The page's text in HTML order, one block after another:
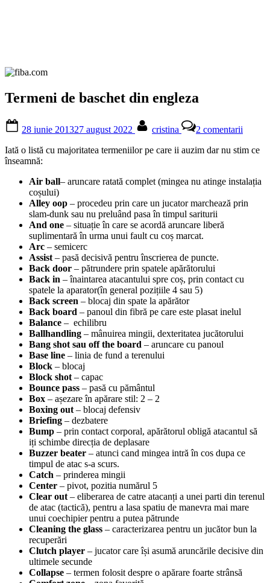
Termeni de baschet din engleza
on
28 iunie 201327 august 2022 cristina 2 comentarii
baschet
Iată o listă cu majoritatea termeniilor pe care ii auzim dar nu stim ce
înseamnă:
Air ball– aruncare ratată complet (mingea nu atinge instalația
coșului)
Alley oop – procedeu prin care un jucator marchează prin
slam-dunk sau nu preluând pasa în timpul sariturii
And one – situație în care se acordă aruncare liberă
suplimentară în urma unui fault cu coș marcat.
Arc – semicerc
Assist – pasă decisivă pentru înscrierea de puncte.
Back door – pătrundere prin spatele apărătorului
Back in – înaintarea atacantului spre coș, prin contact cu
spatele la aparator(în general pozițiile 4 sau 5)
Back screen – blocaj din spate la apărător
Back board – panoul din fibră pe care este plasat inelul
Balance – echilibru
Ballhandling – mânuirea mingii, dexteritatea jucătorului
Bang shot sau off the board – aruncare cu panoul
Base line – linia de fund a terenului
Block – blocaj
Block shot – capac
Bounce pass – pasă cu pământul
Box – așezare în apărare stil: 2 – 2
Boxing out – blocaj defensiv
Briefing – dezbatere
Bump – prin contact corporal, apărătorul obligă atacantul să
iți schimbe direcția de deplasare
Buzzer beater – atunci cand mingea intră în cos dupa ce
timpul de atac s-a scurs.
Catch – prinderea mingii
Center – pivot, pozitia numărul 5
Clear out – eliberarea de catre atacanți a unei parti din terenul
de atac (tactică), pentru a lasa spatiu de manevra mai mare
unui coechipier pentru a putea pătrunde
Cleaning the glass – caracterizarea pentru un jucător bun la
recuperări
Clutch player – jucator care își asumă aruncările decisive din
ultimele secunde
Collapse – termen folosit despre o apărare foarte strânsă